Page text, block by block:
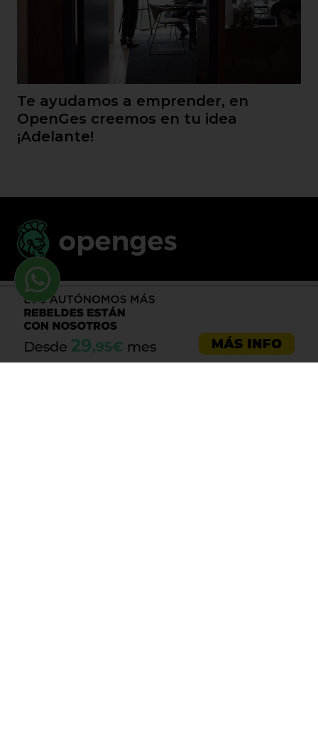
Te ayudamos a emprender, en
OpenGes creemos en tu idea
¡Adelante!
Llama al 900 730 037
Asesoría emprendedores